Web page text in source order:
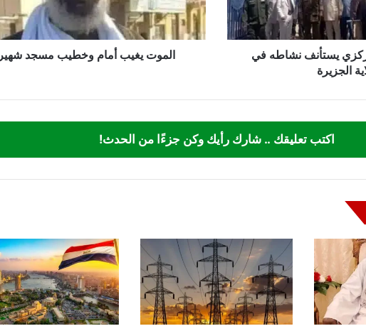
يستأنف نشاطه في
الجزيرة
الموت يغيب أمام وخطيب مسجد شهير
اكتب تعليقك .. شارك رأيك وكن جزءًا من الحدث!